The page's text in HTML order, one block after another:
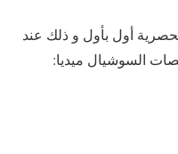
أول بأول و ذلك عند
السوشيال ميديا: